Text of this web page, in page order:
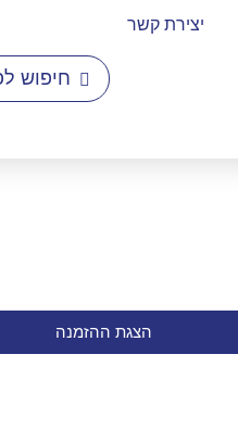
יצירת קשר
הצגת ההזמנה